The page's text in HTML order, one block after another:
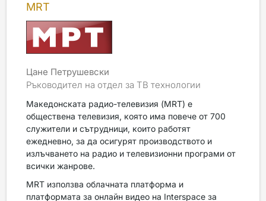
MRT
Цане Петрушевски
Ръководител на отдел за ТВ технологии
Македонската радио-телевизия (MRT) е
обществена телевизия, която има повече от 700
служители и сътрудници, които работят
ежедневно, за да осигурят производството и
излъчването на радио и телевизионни програми от
всички жанрове.
MRT използва облачната платформа и
платформата за онлайн видео на Interspace за